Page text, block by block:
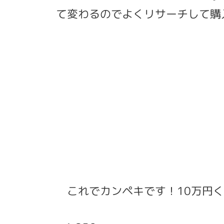
て変わるのでよくリサーチして
これでカンペキです！10万円